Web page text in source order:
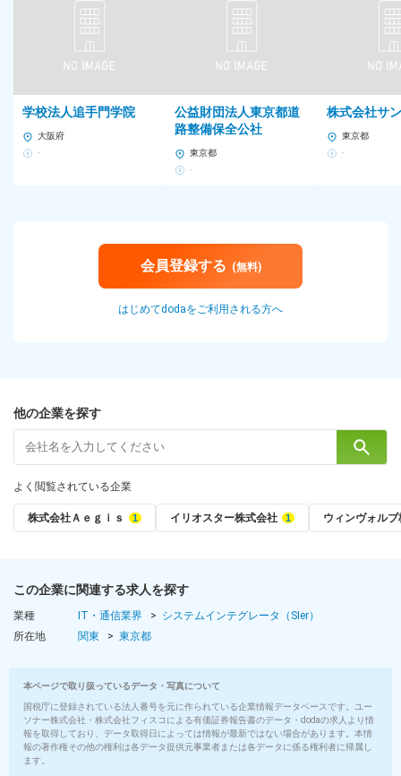
学校法人追手門学院
大阪府
-
公益財団法人東京都道
路整備保全公社
東京都
-
株式会社サ
東京都
-
会員登録する (無料)
はじめてdodaをご利用される方へ
他の企業を探す
よく閲覧されている企業
株式会社Ａｅｇｉｓ イリオスター株式会社 ウィンヴォル
この企業に関連する求人を探す
業種 IT・通信業界
システムインテグレータ（SIer）
所在地
関東 東京都
本ページで取り扱っているデータ・写真について
国税庁に登録されている法人番号を元に作られている企業情報データベースです。ユー
ソナー株式会社・株式会社フィスコによる有価証券報告書のデータ・dodaの求人より情
報を取得しており、データ取得日によっては情報が最新ではない場合があります。本情
報の著作権その他の権利は各データ提供元事業者または各データに係る権利者に帰属し
ます。